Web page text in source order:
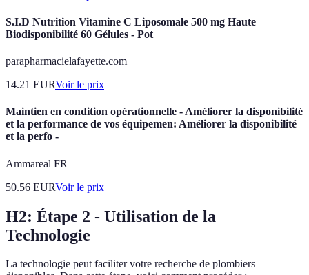
S.I.D Nutrition Vitamine C Liposomale 500 mg Haute
Biodisponibilité 60 Gélules - Pot
parapharmacielafayette.com
14.21 EURVoir le prix
Maintien en condition opérationnelle - Améliorer la disponibilité
et la performance de vos équipemen: Améliorer la disponibilité
et la perfo -
Ammareal FR
50.56 EURVoir le prix
H2: Étape 2 - Utilisation de la
Technologie
La technologie peut faciliter votre recherche de plombiers